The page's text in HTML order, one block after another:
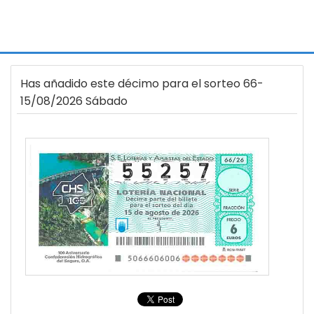
Has añadido este décimo para el sorteo 66-
15/08/2026 Sábado